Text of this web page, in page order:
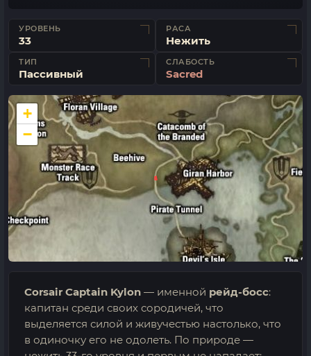
УРОВЕНЬ
33
РАСА
Нежить
ТИП
Пассивный
СЛАБОСТЬ
Sacred
+
−
Corsair Captain Kylon — именной рейд-босс:
капитан среди своих сородичей, что
выделяется силой и живучестью настолько, что
в одиночку его не одолеть. По природе —